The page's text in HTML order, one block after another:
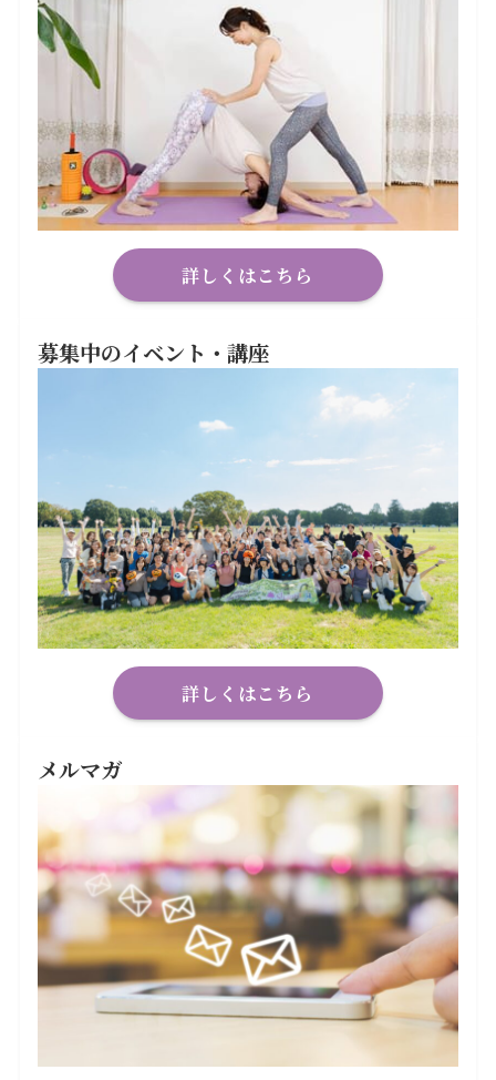
詳しくはこちら
募集中のイベント・講座
詳しくはこちら
メルマガ